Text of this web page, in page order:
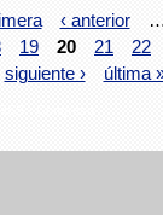
‹ anterior
…
19 20 21 22
siguiente › última